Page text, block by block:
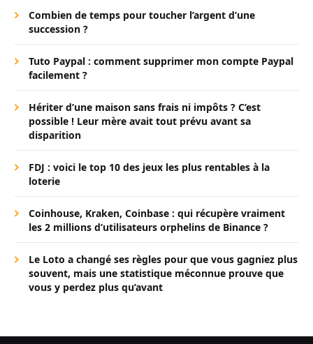
Combien de temps pour toucher l’argent d’une
succession ?
Tuto Paypal : comment supprimer mon compte Paypal
facilement ?
Hériter d’une maison sans frais ni impôts ? C’est
possible ! Leur mère avait tout prévu avant sa
disparition
FDJ : voici le top 10 des jeux les plus rentables à la
loterie
Coinhouse, Kraken, Coinbase : qui récupère vraiment
les 2 millions d’utilisateurs orphelins de Binance ?
Le Loto a changé ses règles pour que vous gagniez plus
souvent, mais une statistique méconnue prouve que
vous y perdez plus qu’avant